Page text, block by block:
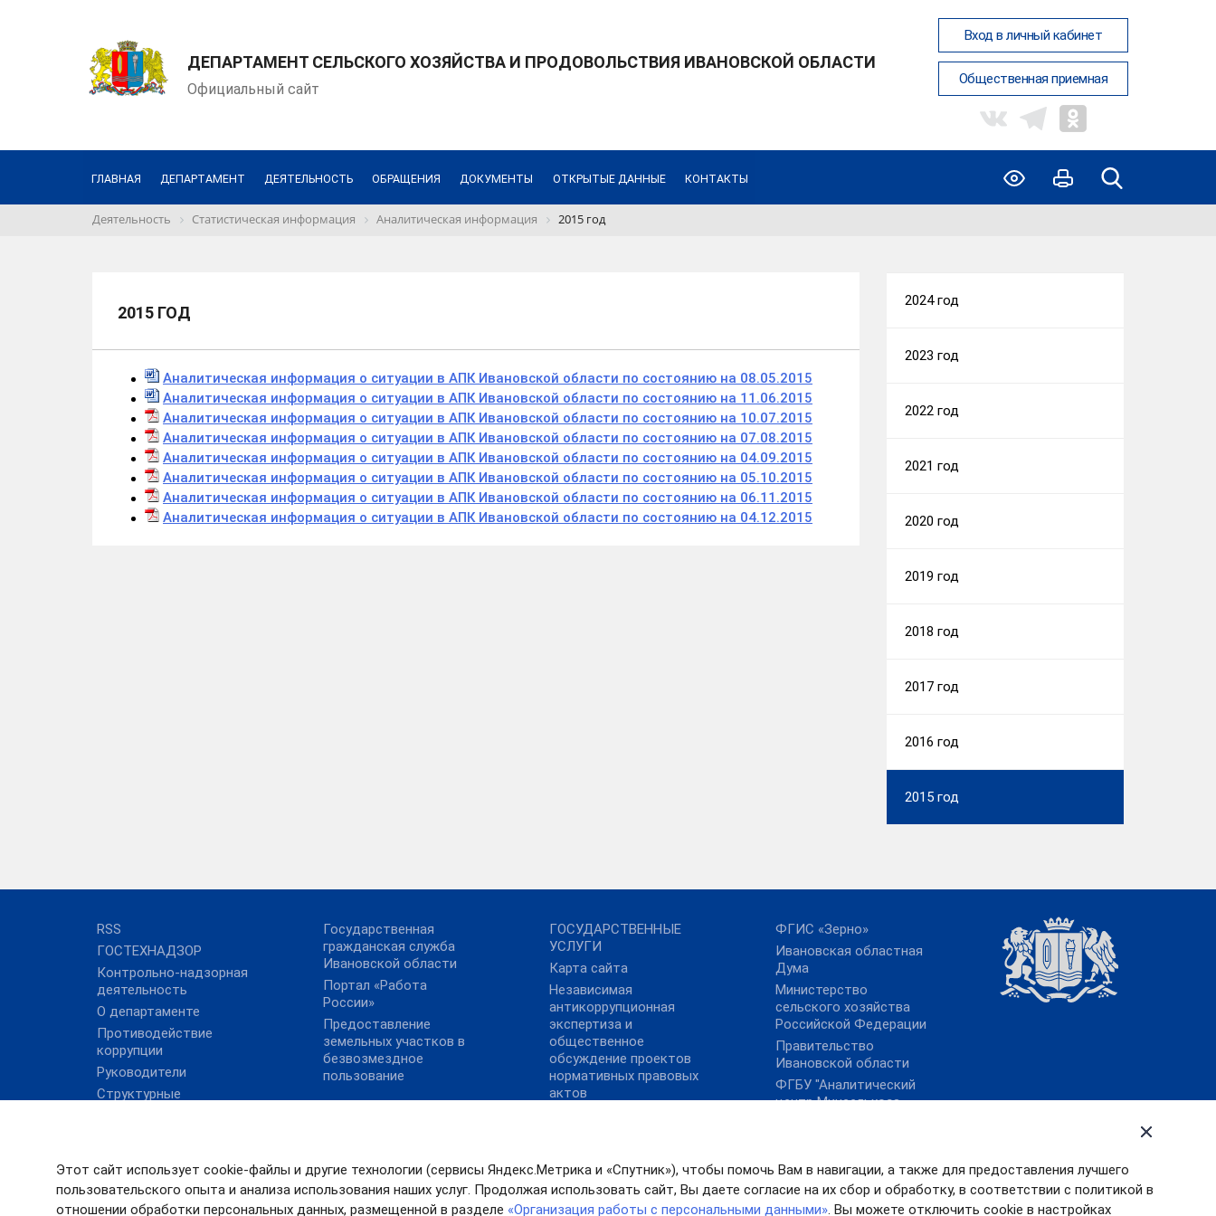
ДЕПАРТАМЕНТ СЕЛЬСКОГО ХОЗЯЙСТВА И ПРОДОВОЛЬСТВИЯ ИВАНОВСКОЙ ОБЛАСТИ
Официальный сайт
Вход в личный кабинет
Общественная приемная
ГЛАВНАЯ ДЕПАРТАМЕНТ ДЕЯТЕЛЬНОСТЬ ОБРАЩЕНИЯ ДОКУМЕНТЫ ОТКРЫТЫЕ ДАННЫЕ КОНТАКТЫ
Этот сайт использует cookie-файлы и другие технологии (сервисы Яндекс.Метрика и «Спутник»), чтобы помочь Вам в навигации, а также для предоставления лучшего
пользовательского опыта и анализа использования наших услуг. Продолжая использовать сайт, Вы даете согласие на их сбор и обработку, в соответствии с политикой в
отношении обработки персональных данных, размещенной в разделе «Организация работы с персональными данными». Вы можете отключить cookie в настройках
Деятельность Статистическая информация Аналитическая информация 2015 год
2015 ГОД
Аналитическая информация о ситуации в АПК Ивановской области по состоянию на 08.05.2015
Аналитическая информация о ситуации в АПК Ивановской области по состоянию на 11.06.2015
Аналитическая информация о ситуации в АПК Ивановской области по состоянию на 10.07.2015
Аналитическая информация о ситуации в АПК Ивановской области по состоянию на 07.08.2015
Аналитическая информация о ситуации в АПК Ивановской области по состоянию на 04.09.2015
Аналитическая информация о ситуации в АПК Ивановской области по состоянию на 05.10.2015
Аналитическая информация о ситуации в АПК Ивановской области по состоянию на 06.11.2015
Аналитическая информация о ситуации в АПК Ивановской области по состоянию на 04.12.2015
2024 год
2023 год
2022 год
2021 год
2020 год
2019 год
2018 год
2017 год
2016 год
2015 год
RSS
ГОСТЕХНАДЗОР
Контрольно-надзорная
деятельность
О департаменте
Противодействие
коррупции
Руководители
Структурные
Государственная
гражданская служба
Ивановской области
Портал «Работа
России»
Предоставление
земельных участков в
безвозмездное
пользование
ГОСУДАРСТВЕННЫЕ
УСЛУГИ
Карта сайта
Независимая
антикоррупционная
экспертиза и
общественное
обсуждение проектов
нормативных правовых
актов
ФГИС «Зерно»
Ивановская областная
Дума
Министерство
сельского хозяйства
Российской Федерации
Правительство
Ивановской области
ФГБУ "Аналитический
центр Минсельхоза
Цифровая платформа
МСП